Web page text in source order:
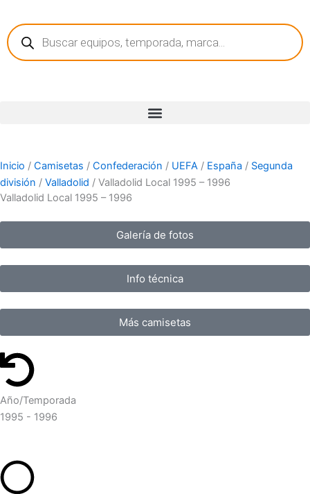
contenido
Búsqueda
de
productos
Inicio / Camisetas / Confederación / UEFA / España / Segunda
división / Valladolid / Valladolid Local 1995 – 1996
Valladolid Local 1995 – 1996
Galería de fotos
Info técnica
Más camisetas
Año/Temporada
1995 - 1996